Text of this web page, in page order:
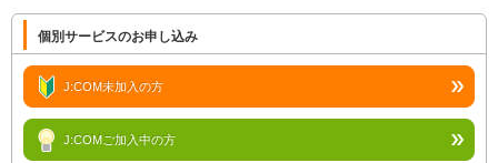
個別サービスのお申し込み
J:COM未加入の方
J:COMご加入中の方